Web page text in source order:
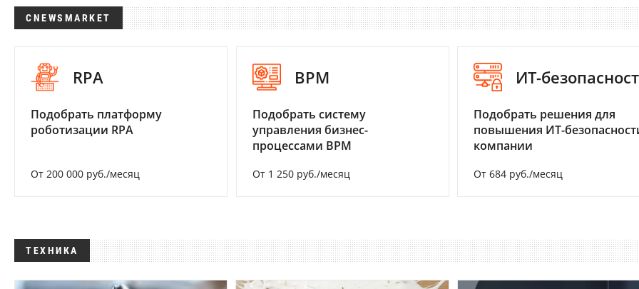
CNEWSMARKET
RPA
Подобрать платформу
роботизации RPA
От 200 000 руб./месяц
BPM
Подобрать систему
управления бизнес-
процессами BPM
От 1 250 руб./месяц
ИТ-
Подобрать решения для
повышения ИТ-
компании
От 684 руб./месяц
ТЕХНИКА